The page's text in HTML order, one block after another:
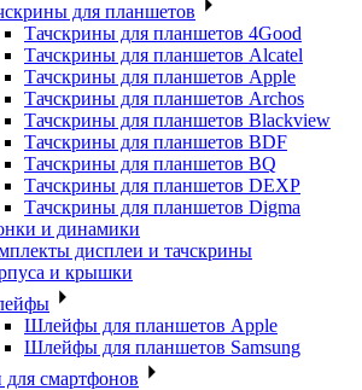
для планшетов
Тачскрины для планшетов 4Good
Тачскрины для планшетов Alcatel
Тачскрины для планшетов Apple
Тачскрины для планшетов Archos
Тачскрины для планшетов Blackview
Тачскрины для планшетов BDF
Тачскрины для планшетов BQ
Тачскрины для планшетов DEXP
Тачскрины для планшетов Digma
и динамики
дисплеи и тачскрины
и крышки
Шлейфы для планшетов Apple
Шлейфы для планшетов Samsung
для смартфонов